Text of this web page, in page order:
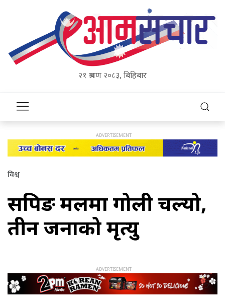
२१ श्रावण २०८३, बिहिबार
विश्व
सपिङ मलमा गोली चल्यो,
तीन जनाको मृत्यु